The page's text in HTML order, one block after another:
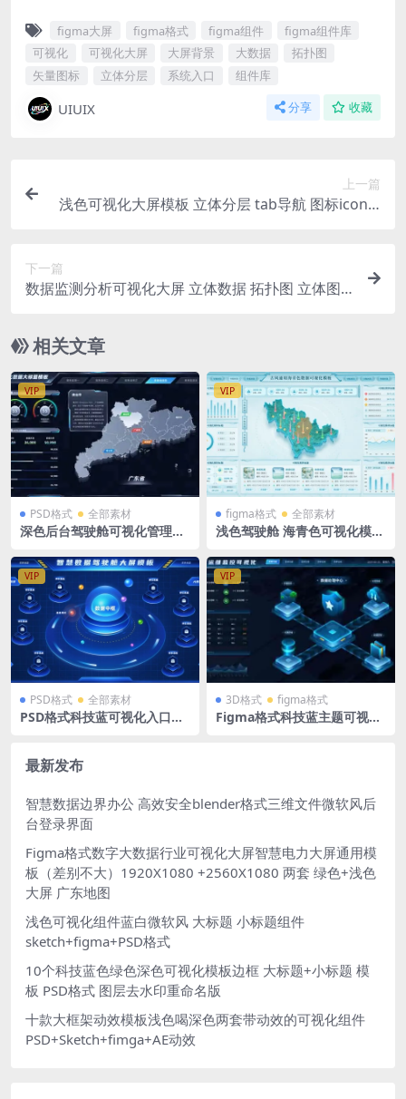
figma大屏 figma格式 figma组件
figma组件库
可视化
可视化大屏 大屏背景 大数据
拓扑图
矢量图标
立体分层 系统入口 组件库
UIUIX 分享 收藏
上一篇
浅色可视化大屏模板 立体分层 tab导航 图标icon fi
下一篇
数据监测分析可视化大屏 立体数据 拓扑图 立体图
相关文章
VIP
PSD格式 全部素材
深色后台驾驶舱可视化管理平
VIP
figma格式 全部素材
浅色驾驶舱 海青色可视化模版
屏 地图 figma格式
VIP
PSD格式 全部素材
PSD格式科技蓝可视化入口导
VIP
3D格式 figma格式
Figma格式科技蓝主题可视化
最新发布
智慧数据边界办公 高效安全blender格式三维文件微软风后
台登录界面
Figma格式数字大数据行业可视化大屏智慧电力大屏通用模
板（差别不大）1920X1080 +2560X1080 两套 绿色+浅色
大屏 广东地图
浅色可视化组件蓝白微软风 大标题 小标题组件
sketch+figma+PSD格式
10个科技蓝色绿色深色可视化模板边框 大标题+小标题 模
板 PSD格式 图层去水印重命名版
十款大框架动效模板浅色喝深色两套带动效的可视化组件
PSD+Sketch+fimga+AE动效